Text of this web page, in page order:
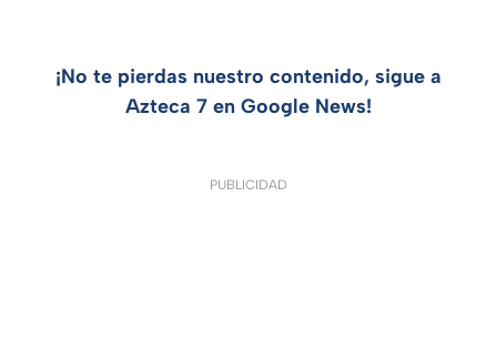
¡No te pierdas nuestro contenido, sigue a
Azteca 7 en Google News!
PUBLICIDAD